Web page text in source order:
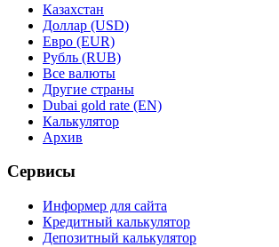
Казахстан
Доллар (USD)
Евро (EUR)
Рубль (RUB)
Все валюты
Другие страны
Dubai gold rate (EN)
Калькулятор
Архив
Сервисы
Информер для сайта
Кредитный калькулятор
Депозитный калькулятор